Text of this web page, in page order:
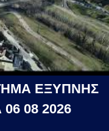
ΕΞΥΠΝΗΣ
08 2026